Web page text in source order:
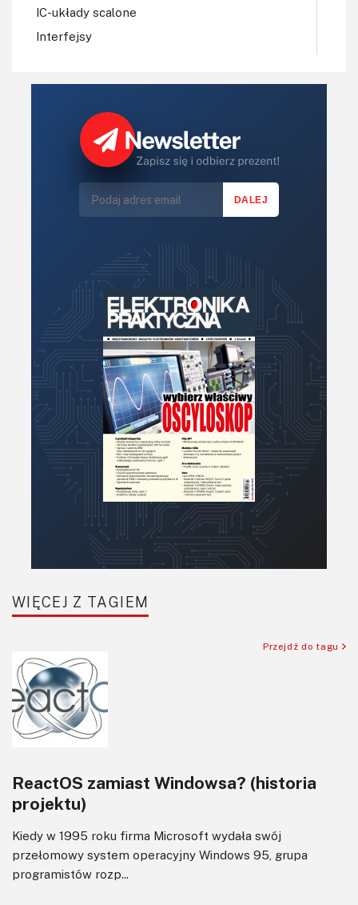
IC-układy scalone
Interfejsy
Koła Naukowe
LED/LCD/OLED
Mechatronika
Optoelektronika
PCB/Montaż
Podstawy elektroniki
Podzespoły bierne
Półprzewodniki
Pomiary i testy
Projektowanie
Sensory
Software
Sterowanie
Transformatory
Tranzystory
Wzmacniacze
Zasilanie
WIĘCEJ Z TAGIEM
Przejdź do tagu
ReactOS zamiast Windowsa? (historia
projektu)
Kiedy w 1995 roku firma Microsoft wydała swój
przełomowy system operacyjny Windows 95, grupa
programistów rozp...